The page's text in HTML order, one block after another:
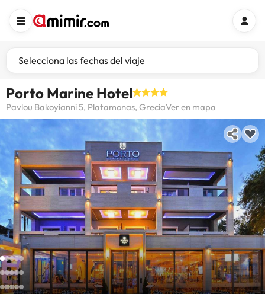
Selecciona las fechas del viaje
Porto Marine Hotel
Pavlou Bakoyianni 5, Platamonas, GreciaVer en mapa